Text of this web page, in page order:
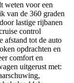
weten voor een
van de 360 graden
lastige rijbanen
control
afstand tot de auto
opdrachten en
comfort en
uitgerust met: